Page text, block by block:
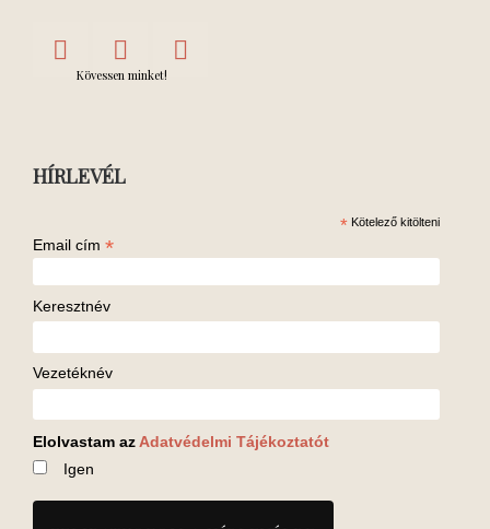
Kövessen minket!
HÍRLEVÉL
* Kötelező kitölteni
Email cím *
Keresztnév
Vezetéknév
Elolvastam az Adatvédelmi Tájékoztatót
Igen